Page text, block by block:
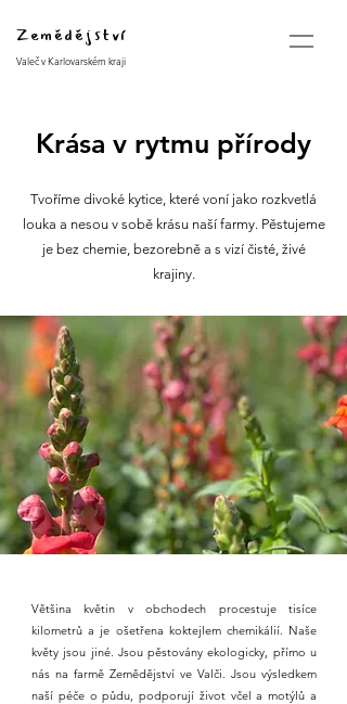
Zemědějství
Valeč v Karlovarském kraji
Krása v rytmu přírody
Tvoříme divoké kytice, které voní jako rozkvetlá
louka a nesou v sobě krásu naší farmy. Pěstujeme
je bez chemie, bezorebně a s vizí čisté, živé
krajiny.
Většina květin v obchodech procestuje tisíce
kilometrů a je ošetřena koktejlem chemikálií. Naše
květy jsou jiné. Jsou pěstovány ekologicky, přímo u
nás na farmě Zemědějství ve Valči. Jsou výsledkem
naší péče o půdu, podporují život včel a motýlů a